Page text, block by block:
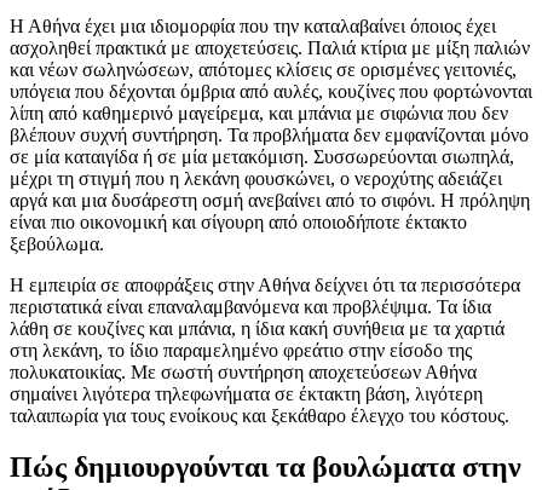
Η Αθήνα έχει μια ιδιομορφία που την καταλαβαίνει όποιος έχει
ασχοληθεί πρακτικά με αποχετεύσεις. Παλιά κτίρια με μίξη παλιών
και νέων σωληνώσεων, απότομες κλίσεις σε ορισμένες γειτονιές,
υπόγεια που δέχονται όμβρια από αυλές, κουζίνες που φορτώνονται
λίπη από καθημερινό μαγείρεμα, και μπάνια με σιφώνια που δεν
βλέπουν συχνή συντήρηση. Τα προβλήματα δεν εμφανίζονται μόνο
σε μία καταιγίδα ή σε μία μετακόμιση. Συσσωρεύονται σιωπηλά,
μέχρι τη στιγμή που η λεκάνη φουσκώνει, ο νεροχύτης αδειάζει
αργά και μια δυσάρεστη οσμή ανεβαίνει από το σιφόνι. Η πρόληψη
είναι πιο οικονομική και σίγουρη από οποιοδήποτε έκτακτο
ξεβούλωμα.
Η εμπειρία σε αποφράξεις στην Αθήνα δείχνει ότι τα περισσότερα
περιστατικά είναι επαναλαμβανόμενα και προβλέψιμα. Τα ίδια
λάθη σε κουζίνες και μπάνια, η ίδια κακή συνήθεια με τα χαρτιά
στη λεκάνη, το ίδιο παραμελημένο φρεάτιο στην είσοδο της
πολυκατοικίας. Με σωστή συντήρηση αποχετεύσεων Αθήνα
σημαίνει λιγότερα τηλεφωνήματα σε έκτακτη βάση, λιγότερη
ταλαιπωρία για τους ενοίκους και ξεκάθαρο έλεγχο του κόστους.
Πώς δημιουργούνται τα βουλώματα στην